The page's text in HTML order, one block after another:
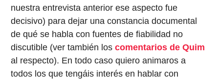
nuestra entrevista anterior ese aspecto fue
decisivo) para dejar una constancia documental
de qué se habla con fuentes de fiabilidad no
discutible (ver también loscomentarios de Quim
al respecto). En todo caso quiero animaros a
todos los que tengáis interés en hablar con